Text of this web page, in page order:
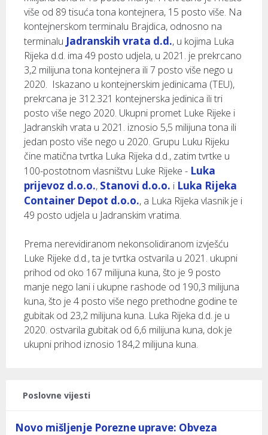
više od 89 tisuća tona kontejnera, 15 posto više. Na
kontejnerskom terminalu Brajdica, odnosno na
terminalu Jadranskih vrata d.d., u kojima Luka
Rijeka d.d. ima 49 posto udjela, u 2021. je prekrcano
3,2 milijuna tona kontejnera ili 7 posto više nego u
2020. Iskazano u kontejnerskim jedinicama (TEU),
prekrcana je 312.321 kontejnerska jedinica ili tri
posto više nego 2020. Ukupni promet Luke Rijeke i
Jadranskih vrata u 2021. iznosio 5,5 milijuna tona ili
jedan posto više nego u 2020. Grupu Luku Rijeku
čine matična tvrtka Luka Rijeka d.d., zatim tvrtke u
100-postotnom vlasništvu Luke Rijeke - Luka
prijevoz d.o.o., Stanovi d.o.o. i Luka Rijeka
Container Depot d.o.o., a Luka Rijeka vlasnik je i
49 posto udjela u Jadranskim vratima.
Prema nerevidiranom nekonsolidiranom izvješću
Luke Rijeke d.d., ta je tvrtka ostvarila u 2021. ukupni
prihod od oko 167 milijuna kuna, što je 9 posto
manje nego lani i ukupne rashode od 190,3 milijuna
kuna, što je 4 posto više nego prethodne godine te
gubitak od 23,2 milijuna kuna. Luka Rijeka d.d. je u
2020. ostvarila gubitak od 6,6 milijuna kuna, dok je
ukupni prihod iznosio 184,2 milijuna kuna.
Poslovne vijesti
Novo mišljenje Porezne uprave: Obveza